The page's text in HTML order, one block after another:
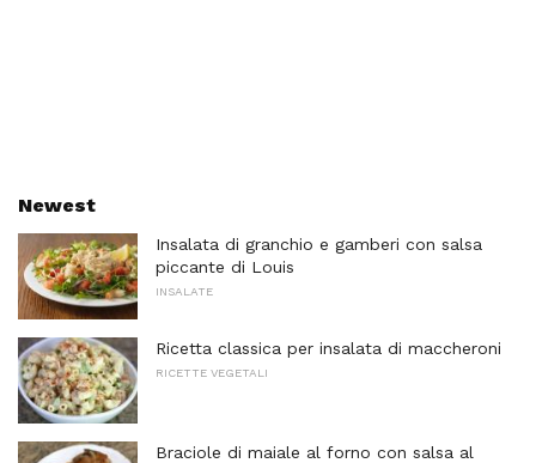
Newest
Insalata di granchio e gamberi con salsa
piccante di Louis
INSALATE
Ricetta classica per insalata di maccheroni
RICETTE VEGETALI
Braciole di maiale al forno con salsa al